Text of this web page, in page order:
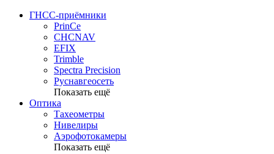
ГНСС-приёмники
PrinCe
CHCNAV
EFIX
Trimble
Spectra Precision
Руснавгеосеть
Показать ещё
Оптика
Тахеометры
Нивелиры
Аэрофотокамеры
Показать ещё